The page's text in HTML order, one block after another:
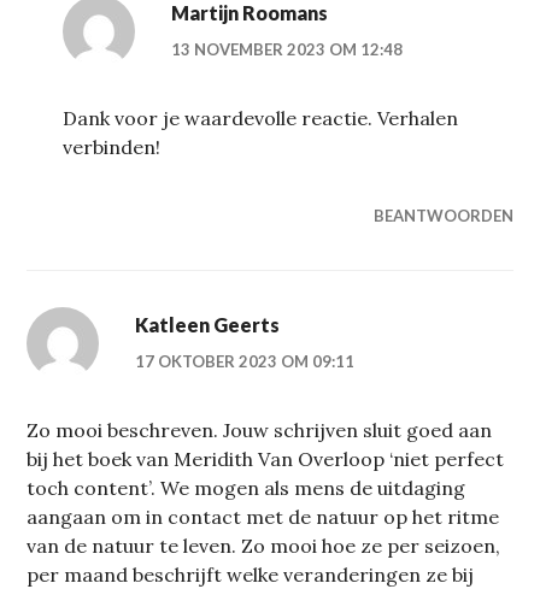
Martijn Roomans
13 NOVEMBER 2023 OM 12:48
Dank voor je waardevolle reactie. Verhalen
verbinden!
BEANTWOORDEN
Katleen Geerts
17 OKTOBER 2023 OM 09:11
Zo mooi beschreven. Jouw schrijven sluit goed aan
bij het boek van Meridith Van Overloop ‘niet perfect
toch content’. We mogen als mens de uitdaging
aangaan om in contact met de natuur op het ritme
van de natuur te leven. Zo mooi hoe ze per seizoen,
per maand beschrijft welke veranderingen ze bij